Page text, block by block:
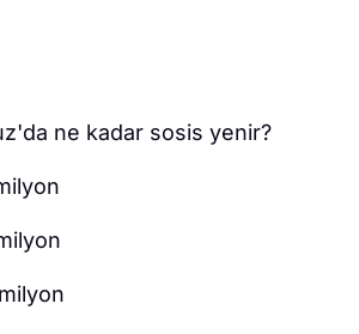
ne kadar sosis yenir?